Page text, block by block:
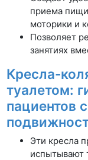
приема
моторики и
Позволяет
занятиях
Кресла-
туалетом:
пациентов
Эти кресла
испытывают